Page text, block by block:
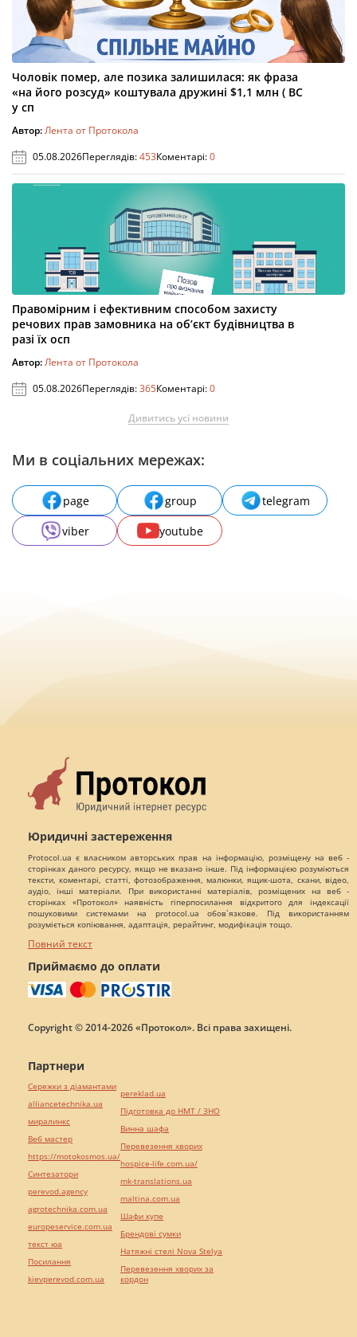
Чоловік помер, але позика залишилася: як фраза
«на його розсуд» коштувала дружині $1,1 млн ( ВС
у сп
Автор:Лента от Протокола
05.08.2026Переглядів:453Коментарі:0
Правомірним і ефективним способом захисту
речових прав замовника на об’єкт будівництва в
разі їх осп
Автор:Лента от Протокола
05.08.2026Переглядів:365Коментарі:0
Дивитись усі новини
Ми в соціальних мережах:
page group
telegram
viber
youtube
Юридичні застереження
Protocol.ua є власником авторських прав на інформацію, розміщену на веб -
сторінках даного ресурсу, якщо не вказано інше. Під інформацією розуміються
тексти, коментарі, статті, фотозображення, малюнки, ящик-шота, скани, відео,
аудіо, інші матеріали. При використанні матеріалів, розміщених на веб -
сторінках «Протокол» наявність гіперпосилання відкритого для індексації
пошуковими системами на protocol.ua обов`язкове. Під використанням
розуміється копіювання, адаптація, рерайтинг, модифікація тощо.
Повний текст
Приймаємо до оплати
Copyright © 2014-2026 «Протокол». Всі права захищені.
Партнери
Сережки з діамантами
alliancetechnika.ua
миралинкс
Веб мастер
https://motokosmos.ua/
Синтезатори
perevod.agency
agrotechnika.com.ua
europeservice.com.ua
текст юа
Посилання
kievperevod.com.ua
pereklad.ua
Підготовка до НМТ / ЗНО
Винна шафа
Перевезення хворих
hospice-life.com.ua/
mk-translations.ua
maltina.com.ua
Шафи купе
Брендові сумки
Натяжні стелі Nova Stelya
Перевезення хворих за
кордон